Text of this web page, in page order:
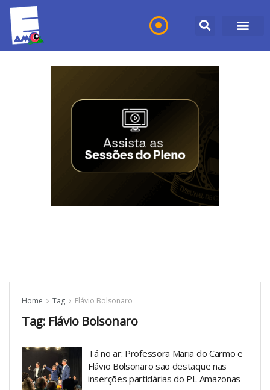
Home Tag Flávio Bolsonaro
Tag: Flávio Bolsonaro
Tá no ar: Professora Maria do Carmo e
Flávio Bolsonaro são destaque nas
inserções partidárias do PL Amazonas